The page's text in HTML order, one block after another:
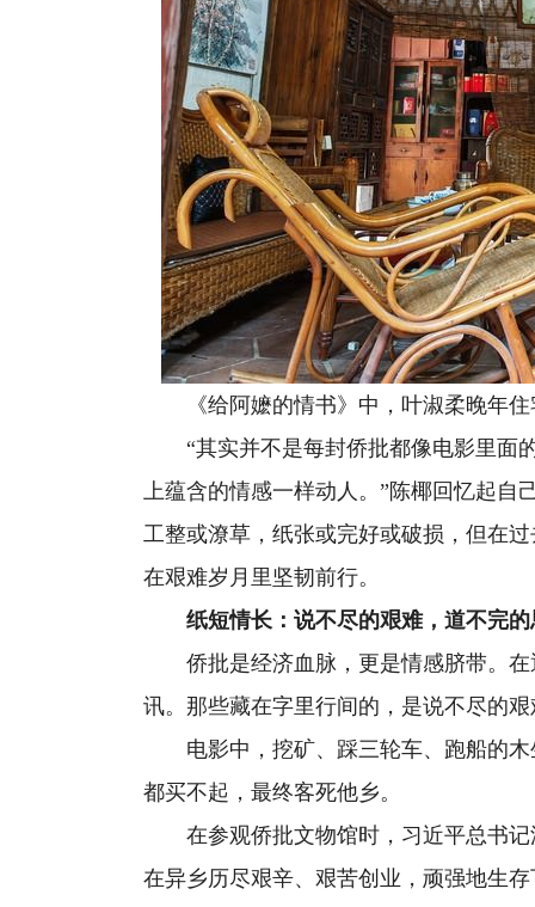
《给阿嬷的情书》中，叶淑柔晚年住
“其实并不是每封侨批都像电影里面
上蕴含的情感一样动人。”陈椰回忆起自
工整或潦草，纸张或完好或破损，但在
在艰难岁月里坚韧前行。
纸短情长：说不尽的艰难，道不完的
侨批是经济血脉，更是情感脐带。在
讯。那些藏在字里行间的，是说不尽的
电影中，挖矿、踩三轮车、跑船的木
都买不起，最终客死他乡。
在参观侨批文物馆时，习近平总书记
在异乡历尽艰辛、艰苦创业，顽强地生